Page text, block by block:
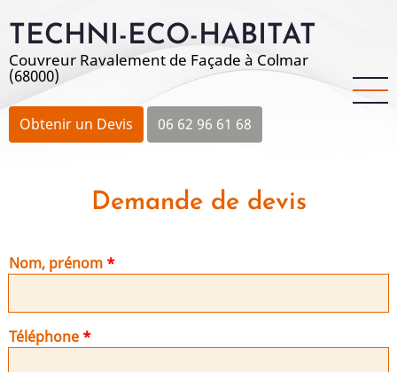
au
contenu
principal
TECHNI-ECO-HABITAT
Couvreur Ravalement de Façade à Colmar
(68000)
Obtenir un Devis 06 62 96 61 68
Demande de devis
Nom, prénom
Téléphone